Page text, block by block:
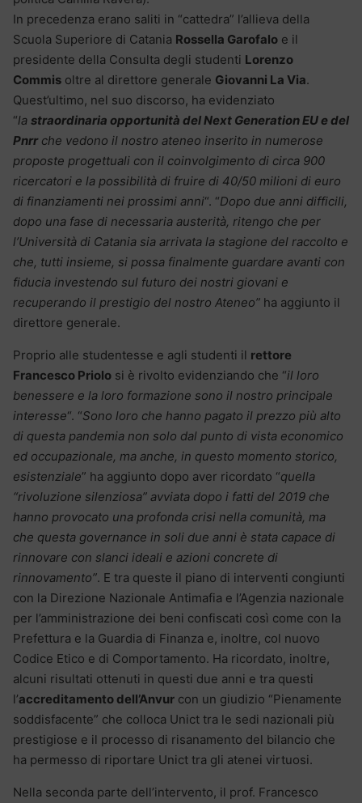
In precedenza erano saliti in “cattedra” l’allieva della
Scuola Superiore di Catania Rossella Garofalo e il
presidente della Consulta degli studenti Lorenzo
Commis oltre al direttore generale Giovanni La Via.
Quest’ultimo, nel suo discorso, ha evidenziato
“la straordinaria opportunità del Next Generation EU e del
Pnrrche vedono il nostro ateneo inserito in numerose
proposte progettuali con il coinvolgimento di circa 900
ricercatori e la possibilità di fruire di 40/50 milioni di euro
di finanziamenti nei prossimi anni“. “Dopo due anni difficili,
dopo una fase di necessaria austerità, ritengo che per
l’Università di Catania sia arrivata la stagione del raccolto e
che, tutti insieme, si possa finalmente guardare avanti con
fiducia investendo sul futuro dei nostri giovani e
recuperando il prestigio del nostro Ateneo” ha aggiunto il
direttore generale.
Proprio alle studentesse e agli studenti il rettore
Francesco Priolo si è rivolto evidenziando che “il loro
benessere e la loro formazione sono il nostro principale
interesse“. “Sono loro che hanno pagato il prezzo più alto
di questa pandemia non solo dal punto di vista economico
ed occupazionale, ma anche, in questo momento storico,
esistenziale” ha aggiunto dopo aver ricordato “quella
“rivoluzione silenziosa” avviata dopo i fatti del 2019 che
hanno provocato una profonda crisi nella comunità, ma
che questa governance in soli due anni è stata capace di
rinnovare con slanci ideali e azioni concrete di
rinnovamento”. E tra queste il piano di interventi congiunti
con la Direzione Nazionale Antimafia e l’Agenzia nazionale
per l’amministrazione dei beni confiscati così come con la
Prefettura e la Guardia di Finanza e, inoltre, col nuovo
Codice Etico e di Comportamento. Ha ricordato, inoltre,
alcuni risultati ottenuti in questi due anni e tra questi
l’accreditamento dell’Anvur con un giudizio “Pienamente
soddisfacente” che colloca Unict tra le sedi nazionali più
prestigiose e il processo di risanamento del bilancio che
ha permesso di riportare Unict tra gli atenei virtuosi.
Nella seconda parte dell’intervento, il prof. Francesco